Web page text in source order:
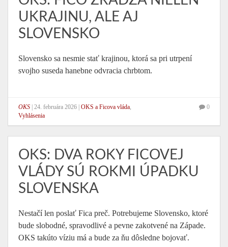
UKRAJINU, ALE AJ
SLOVENSKO
Slovensko sa nesmie stať krajinou, ktorá sa pri utrpení
svojho suseda hanebne odvracia chrbtom.
OKS 24. februára 2026 OKS a Ficova vláda,
Vyhlásenia
0
OKS: DVA ROKY FICOVEJ
VLÁDY SÚ ROKMI ÚPADKU
SLOVENSKA
Nestačí len poslať Fica preč. Potrebujeme Slovensko, ktoré
bude slobodné, spravodlivé a pevne zakotvené na Západe.
OKS takúto víziu má a bude za ňu dôsledne bojovať.